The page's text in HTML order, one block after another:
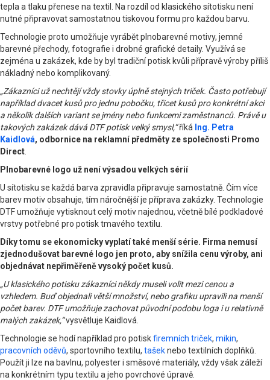
tepla a tlaku přenese na textil. Na rozdíl od klasického sítotisku není
nutné připravovat samostatnou tiskovou formu pro každou barvu.
Technologie proto umožňuje vyrábět plnobarevné motivy, jemné
barevné přechody, fotografie i drobné grafické detaily. Využívá se
zejména u zakázek, kde by byl tradiční potisk kvůli přípravě výroby příliš
nákladný nebo komplikovaný.
„Zákazníci už nechtějí vždy stovky úplně stejných triček. Často potřebují
například dvacet kusů pro jednu pobočku, třicet kusů pro konkrétní akci
a několik dalších variant se jmény nebo funkcemi zaměstnanců. Právě u
takových zakázek dává DTF potisk velký smysl,“říká Ing. Petra
Kaidlová, odbornice na reklamní předměty ze společnosti Promo
Direct
Plnobarevné logo už není výsadou velkých sérií
U sítotisku se každá barva zpravidla připravuje samostatně. Čím více
barev motiv obsahuje, tím náročnější je příprava zakázky. Technologie
DTF umožňuje vytisknout celý motiv najednou, včetně bílé podkladové
vrstvy potřebné pro potisk tmavého textilu.
Díky tomu se ekonomicky vyplatí také menší série. Firma nemusí
zjednodušovat barevné logo jen proto, aby snížila cenu výroby, ani
objednávat nepřiměřeně vysoký počet kusů.
„U klasického potisku zákazníci někdy museli volit mezi cenou a
vzhledem. Buď objednali větší množství, nebo grafiku upravili na menší
počet barev. DTF umožňuje zachovat původní podobu loga i u relativně
malých zakázek,“vysvětluje Kaidlová.
Technologie se hodí například pro potiskfiremních triček, mikin,
pracovních oděvů, sportovního textilu, tašeknebo textilních doplňků.
Použít ji lze na bavlnu, polyester i směsové materiály, vždy však záleží
na konkrétním typu textilu a jeho povrchové úpravě.